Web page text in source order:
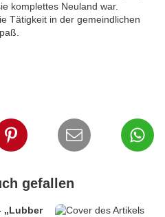
komplettes Neuland war.
Tätigkeit in der gemeindlichen
gefallen
„Lubber